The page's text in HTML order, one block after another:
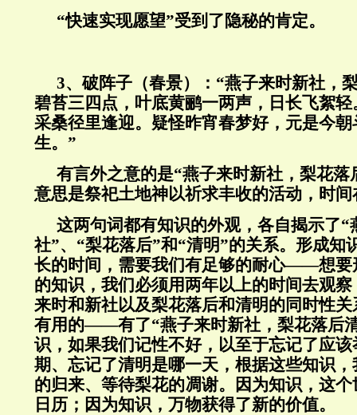
“快速实现愿望”受到了隐秘的肯定。
3、破阵子（春景）：“燕子来时新社，
碧苔三四点，叶底黄鹂一两声，日长飞絮
采桑径里逢迎。疑怪昨宵春梦好，元是今
生。”
有言外之意的是“燕子来时新社，梨花落
意思是祭祀土地神以祈求丰收的活动，时
这两句词都有知识的外观，各自揭示了“
社”、“梨花落后”和“清明”的关系。形成知
长的时间，需要我们有足够的耐心——想要
的知识，我们必须用两年以上的时间去观
来时和新社以及梨花落后和清明的同时性
有用的——有了“燕子来时新社，梨花落后
识，如果我们记性不好，以至于忘记了应
期、忘记了清明是哪一天，根据这些知识
的归来、等待梨花的凋谢。因为知识，这
日历；因为知识，万物获得了新的价值。